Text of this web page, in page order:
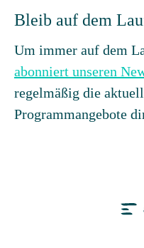
Bleib auf dem
Um immer auf dem
abonniert unseren
regelmäßig die
Programmangebote